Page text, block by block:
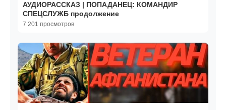
АУДИОРАССКАЗ | ПОПАДАНЕЦ: КОМАНДИР
СПЕЦСЛУЖБ продолжение
7 201 просмотров